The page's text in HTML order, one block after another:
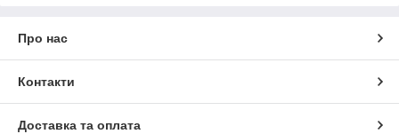
Про нас
Контакти
Доставка та оплата